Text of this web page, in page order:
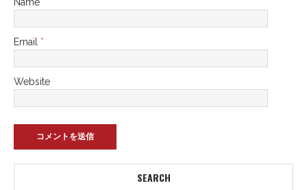
Email *
Website
SEARCH